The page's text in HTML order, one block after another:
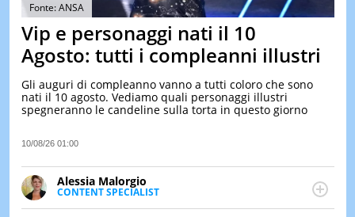
TEST
LE
DI
IERI
Fonte: ANSA
Vip e personaggi nati il 10
Agosto: tutti i compleanni illustri
Gli auguri di compleanno vanno a tutti coloro che sono
nati il 10 agosto. Vediamo quali personaggi illustri
spegneranno le candeline sulla torta in questo giorno
10/08/26 01:00
Alessia Malorgio
CONTENT SPECIALIST
Ha conseguito un Master in Marketing Management